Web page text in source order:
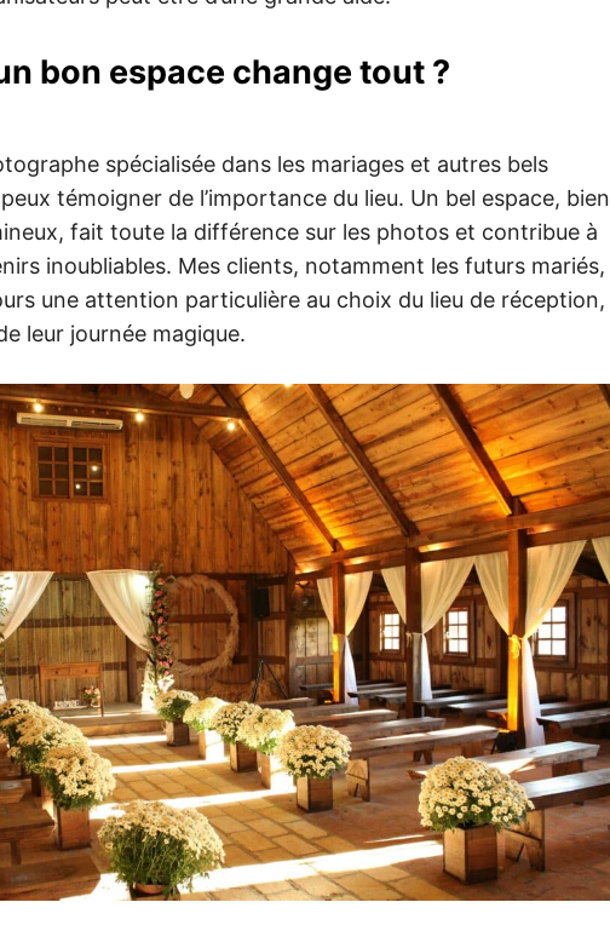
bon espace change tout ?
spécialisée dans les mariages et autres bels
témoigner de l’importance du lieu. Un bel espace, bien
fait toute la différence sur les photos et contribue à
inoubliables. Mes clients, notamment les futurs mariés,
une attention particulière au choix du lieu de réception,
leur journée magique.